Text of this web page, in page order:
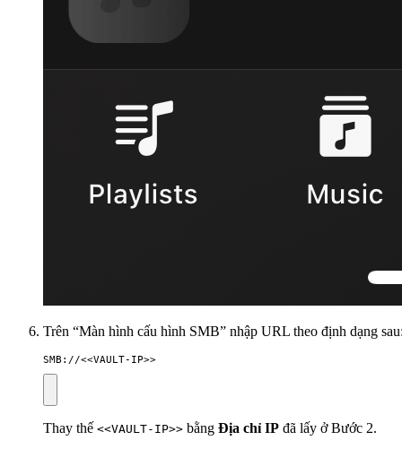
Trên “Màn hình cấu hình SMB” nhập URL theo định dạng
SMB://<<VAULT-IP>>
Thay thế <<VAULT-IP>> bằng Địa chỉ IP đã lấy ở Bước 2.